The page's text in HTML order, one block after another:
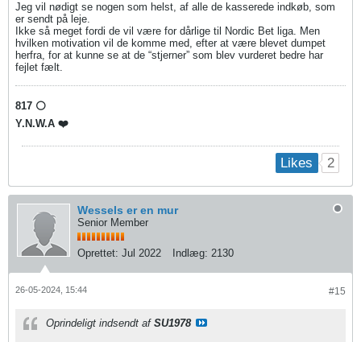
Jeg vil nødigt se nogen som helst, af alle de kasserede indkøb, som
er sendt på leje.
Ikke så meget fordi de vil være for dårlige til Nordic Bet liga. Men
hvilken motivation vil de komme med, efter at være blevet dumpet
herfra, for at kunne se at de “stjerner” som blev vurderet bedre har
fejlet fælt.
817 ⚪️
Y.N.W.A ❤️
Likes 2
Wessels er en mur
Senior Member
Oprettet: Jul 2022 Indlæg: 2130
#15
26-05-2024, 15:44
Oprindeligt indsendt af SU1978